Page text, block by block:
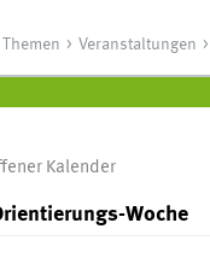
Veranstaltungen
Kalender
Woche